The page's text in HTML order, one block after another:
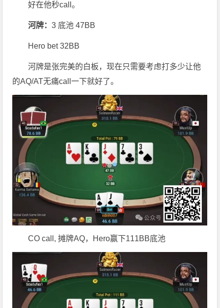
好在他秒call。
河牌：3 底池 47BB
Hero bet 32BB
河牌是张完美的白板，现在只需要考虑打多少让他
的AQ/AT无痛call一下就好了。
CO call, 摊牌AQ，Hero赢下111BB底池